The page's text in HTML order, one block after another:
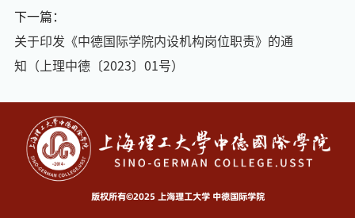
下一篇：
关于印发《中德国际学院内设机构岗位职责》的通
知（上理中德〔2023〕01号）
版权所有©2025 上海理工大学 中德国际学院